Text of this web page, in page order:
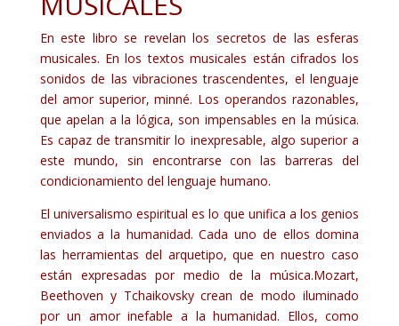
En este libro se revelan los secretos de las esferas
musicales. En los textos musicales están cifrados los
sonidos de las vibraciones trascendentes, el lenguaje
del amor superior, minné. Los operandos razonables,
que apelan a la lógica, son impensables en la música.
Es capaz de transmitir lo inexpresable, algo superior a
este mundo, sin encontrarse con las barreras del
condicionamiento del lenguaje humano.
El universalismo espiritual es lo que unifica a los genios
enviados a la humanidad. Cada uno de ellos domina
las herramientas del arquetipo, que en nuestro caso
están expresadas por medio de la música.Mozart,
Beethoven y Tchaikovsky crean de modo iluminado
por un amor inefable a la humanidad. Ellos, como